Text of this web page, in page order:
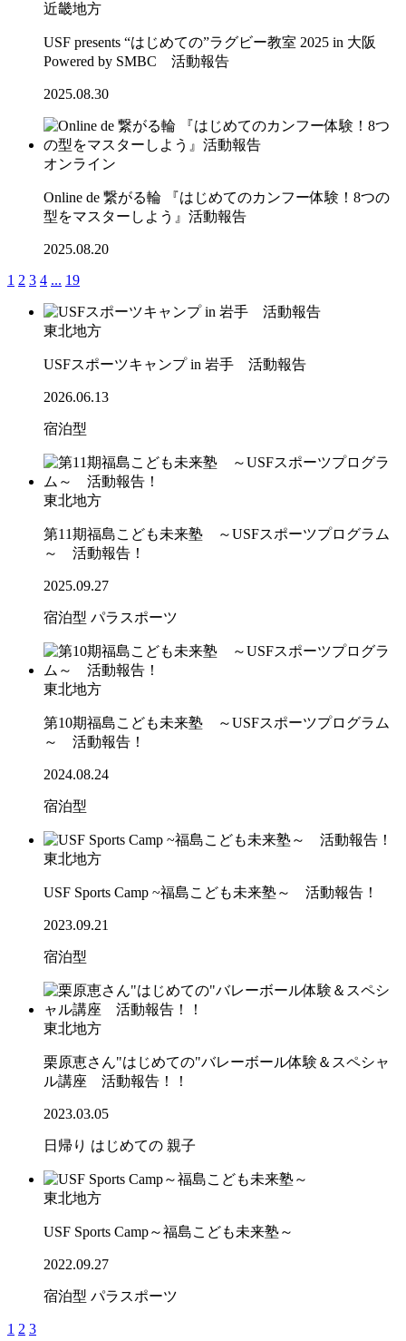
近畿地方
USF presents “はじめての”ラグビー教室 2025 in 大阪
Powered by SMBC 活動報告
2025.08.30
オンライン
Online de 繋がる輪 『はじめてのカンフー体験！8つの
型をマスターしよう』活動報告
2025.08.20
1 2 3 4 ... 19
東北地方
USFスポーツキャンプ in 岩手 活動報告
2026.06.13
宿泊型
東北地方
第11期福島こども未来塾 ～USFスポーツプログラム
～ 活動報告！
2025.09.27
宿泊型 パラスポーツ
東北地方
第10期福島こども未来塾 ～USFスポーツプログラム
～ 活動報告！
2024.08.24
宿泊型
東北地方
USF Sports Camp ~福島こども未来塾～ 活動報告！
2023.09.21
宿泊型
東北地方
栗原恵さん"はじめての"バレーボール体験＆スペシャ
ル講座 活動報告！！
2023.03.05
日帰り はじめての 親子
東北地方
USF Sports Camp～福島こども未来塾～
2022.09.27
宿泊型 パラスポーツ
1 2 3